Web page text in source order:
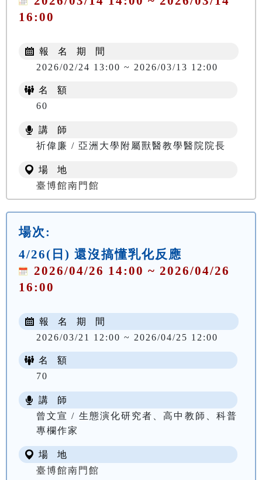
16:00
報 名 期 間
2026/02/24 13:00 ~ 2026/03/13 12:00
名 額
60
講 師
祈偉廉 / 亞洲大學附屬獸醫教學醫院院長
場 地
臺博館南門館
場次:
4/26(日) 還沒搞懂乳化反應
2026/04/26 14:00 ~ 2026/04/26
16:00
報 名 期 間
2026/03/21 12:00 ~ 2026/04/25 12:00
名 額
70
講 師
曾文宣 / 生態演化研究者、高中教師、科普
專欄作家
場 地
臺博館南門館